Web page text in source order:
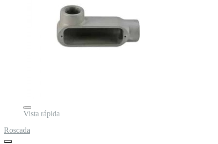
Vista rápida
Roscada